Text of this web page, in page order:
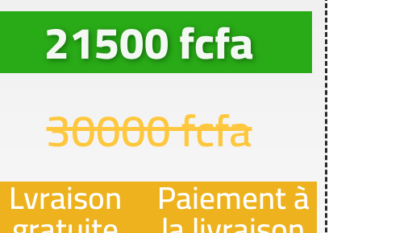
21500 fcfa
30000 fcfa​
Lvraison Paiement à